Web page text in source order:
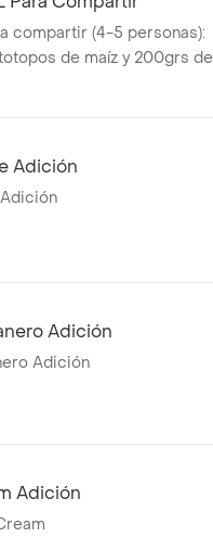
compartir (4-5 personas):
de maíz y 200grs de
Adición
Adición
Adición
Adición